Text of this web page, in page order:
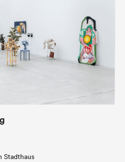
Stadthaus